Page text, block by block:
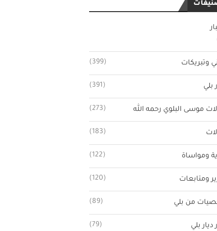
وتبريكات (399)
بلي (391)
موسى البلوي رحمه الله (273)
(183)
ومواساة (122)
ومتابعات (120)
من بلي (89)
ديار بلي (79)